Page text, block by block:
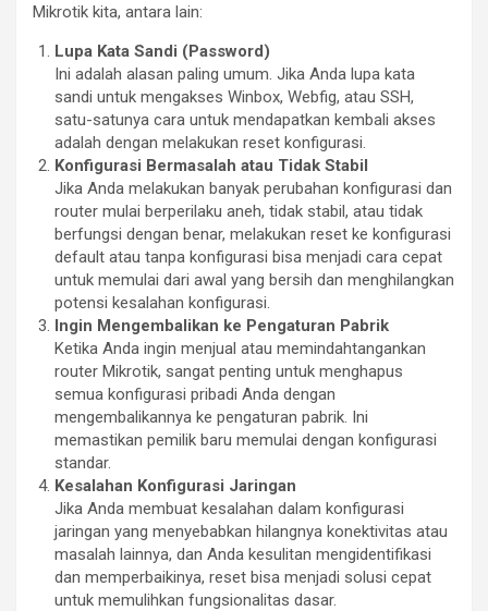
Mikrotik kita, antara lain:
Lupa Kata Sandi (Password)
Ini adalah alasan paling umum. Jika Anda lupa kata
sandi untuk mengakses Winbox, Webfig, atau SSH,
satu-satunya cara untuk mendapatkan kembali akses
adalah dengan melakukan reset konfigurasi.
Konfigurasi Bermasalah atau Tidak Stabil
Jika Anda melakukan banyak perubahan konfigurasi dan
router mulai berperilaku aneh, tidak stabil, atau tidak
berfungsi dengan benar, melakukan reset ke konfigurasi
default atau tanpa konfigurasi bisa menjadi cara cepat
untuk memulai dari awal yang bersih dan menghilangkan
potensi kesalahan konfigurasi.
Ingin Mengembalikan ke Pengaturan Pabrik
Ketika Anda ingin menjual atau memindahtangankan
router Mikrotik, sangat penting untuk menghapus
semua konfigurasi pribadi Anda dengan
mengembalikannya ke pengaturan pabrik. Ini
memastikan pemilik baru memulai dengan konfigurasi
standar.
Kesalahan Konfigurasi Jaringan
Jika Anda membuat kesalahan dalam konfigurasi
jaringan yang menyebabkan hilangnya konektivitas atau
masalah lainnya, dan Anda kesulitan mengidentifikasi
dan memperbaikinya, reset bisa menjadi solusi cepat
untuk memulihkan fungsionalitas dasar.